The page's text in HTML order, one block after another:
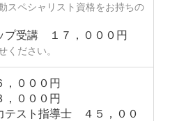
スペシャリスト資格をお持ちの
プ受講 １７，０００円
ください。
０００円
０００円
テスト指導士 ４５，００